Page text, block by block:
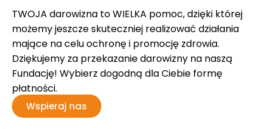
TWOJA darowizna to WIELKA pomoc, dzięki której
możemy jeszcze skuteczniej realizować działania
mające na celu ochronę i promocję zdrowia.
Dziękujemy za przekazanie darowizny na naszą
Fundację! Wybierz dogodną dla Ciebie formę
płatności.
Wspieraj nas